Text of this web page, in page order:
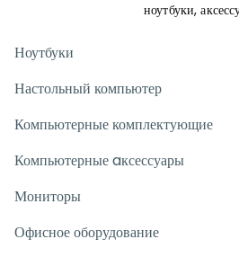
ноутбуки,
Ноутбуки
Настольный компьютер
Компьютерные комплектующие
Компьютерные aксессуары
Мониторы
Офисное оборудование